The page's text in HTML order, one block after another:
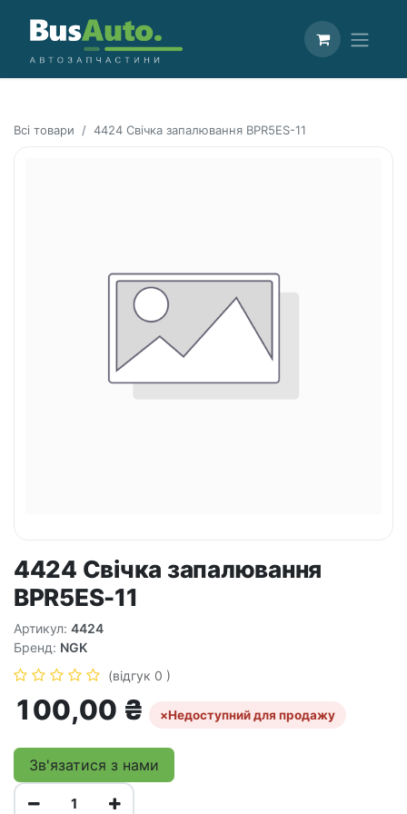
Всі товари 4424 Свічка запалювання BPR5ES-11
4424 Свічка запалювання
BPR5ES-11
Артикул: 4424
Бренд: NGK
(відгук 0 )
100,00 ₴ ×Недоступний для продажу
Зв'язатися з нами